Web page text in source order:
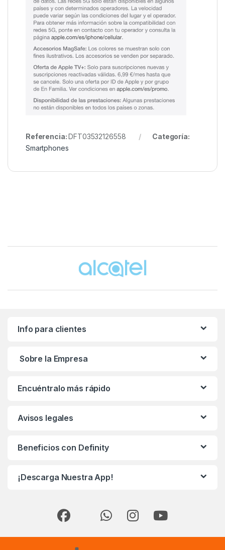
Referencia:DFT03532126558
Categoría:
Smartphones
Info para clientes
Sobre la Empresa
Encuéntralo más rápido
Avisos legales
Beneficios con Definity
¡Descarga Nuestra App!